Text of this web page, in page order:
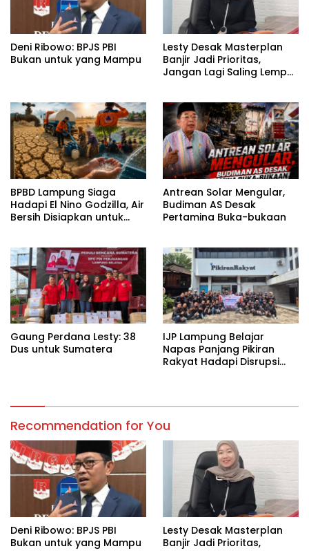
Deni Ribowo: BPJS PBI
Bukan untuk yang Mampu
Lesty Desak Masterplan
Banjir Jadi Prioritas,
Jangan Lagi Saling Lempar
BPBD Lampung Siaga
Hadapi El Nino Godzilla, Air
Bersih Disiapkan untuk
Antrean Solar Mengular,
Budiman AS Desak
Pertamina Buka-bukaan
Gaung Perdana Lesty: 38
Dus untuk Sumatera
IJP Lampung Belajar
Napas Panjang Pikiran
Rakyat Hadapi Disrupsi
Recommendation for You
Deni Ribowo: BPJS PBI
Bukan untuk yang Mampu
Lesty Desak Masterplan
Banjir Jadi Prioritas,